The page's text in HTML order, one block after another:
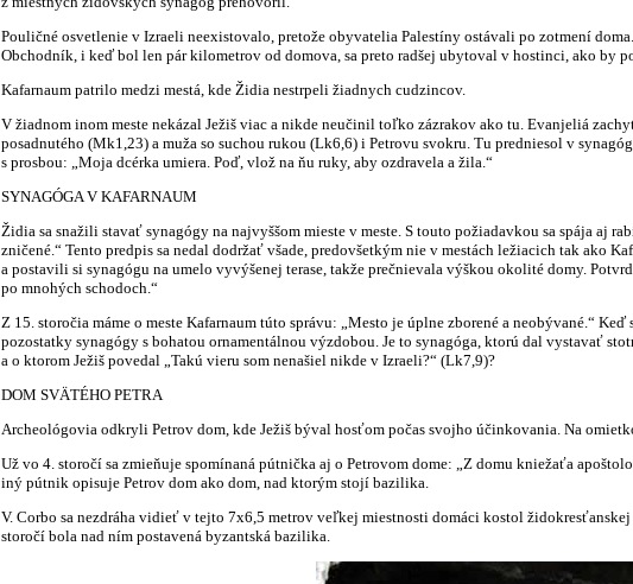
Pouličné osvetlenie v Izraeli neexistovalo, pretože obyvatelia Palestíny ostávali po zotmení
Obchodník, i keď bol len pár kilometrov od domova, sa preto radšej ubytoval v hostinci, ako by
Kafarnaum patrilo medzi mestá, kde Židia nestrpeli žiadnych cudzincov.
V žiadnom inom meste nekázal Ježiš viac a nikde neučinil toľko zázrakov ako tu. Evanjeliá
posadnutého (Mk1,23) a muža so suchou rukou (Lk6,6) i Petrovu svokru. Tu predniesol v
s prosbou: „Moja dcérka umiera. Poď, vlož na ňu ruky, aby ozdravela a žila.“
SYNAGÓGA V KAFARNAUM
Židia sa snažili stavať synagógy na najvyššom mieste v meste. S touto požiadavkou sa spája aj
zničené.“ Tento predpis sa nedal dodržať všade, predovšetkým nie v mestách ležiacich tak ako
a postavili si synagógu na umelo vyvýšenej terase, takže prečnievala výškou okolité domy.
po mnohých schodoch.“
Z 15. storočia máme o meste Kafarnaum túto správu: „Mesto je úplne zborené a neobývané.“
pozostatky synagógy s bohatou ornamentálnou výzdobou. Je to synagóga, ktorú dal vystavať
a o ktorom Ježiš povedal „Takú vieru som nenašiel nikde v Izraeli?“ (Lk7,9)?
DOM SVÄTÉHO PETRA
Archeológovia odkryli Petrov dom, kde Ježiš býval hosťom počas svojho účinkovania. Na
Už vo 4. storočí sa zmieňuje spomínaná pútnička aj o Petrovom dome: „Z domu kniežaťa
iný pútnik opisuje Petrov dom ako dom, nad ktorým stojí bazilika.
V. Corbo sa nezdráha vidieť v tejto 7x6,5 metrov veľkej miestnosti domáci kostol
storočí bola nad ním postavená byzantská bazilika.